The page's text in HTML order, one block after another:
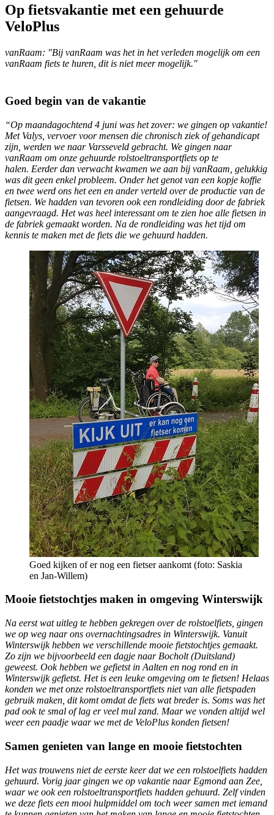
Op fietsvakantie met een gehuurde
VeloPlus
vanRaam: "Bij vanRaam was het in het verleden mogelijk om een
vanRaam fiets te huren, dit is niet meer mogelijk."
Goed begin van de vakantie
“Op maandagochtend 4 juni was het zover: we gingen op vakantie!
Met Valys, vervoer voor mensen die chronisch ziek of gehandicapt
zijn, werden we naar Varsseveld gebracht. We gingen naar
vanRaam om onze gehuurde rolstoeltransportfiets op te
halen. Eerder dan verwacht kwamen we aan bij vanRaam, gelukkig
was dit geen enkel probleem. Onder het genot van een kopje koffie
en twee werd ons het een en ander verteld over de productie van de
fietsen. We hadden van tevoren ook een rondleiding door de fabriek
aangevraagd. Het was heel interessant om te zien hoe alle fietsen in
de fabriek gemaakt worden. Na de rondleiding was het tijd om
kennis te maken met de fiets die we gehuurd hadden.
Goed kijken of er nog een fietser aankomt (foto: Saskia
en Jan-Willem)
Mooie fietstochtjes maken in omgeving Winterswijk
Na eerst wat uitleg te hebben gekregen over de rolstoelfiets, gingen
we op weg naar ons overnachtingsadres in Winterswijk. Vanuit
Winterswijk hebben we verschillende mooie fietstochtjes gemaakt.
Zo zijn we bijvoorbeeld een dagje naar Bocholt (Duitsland)
geweest. Ook hebben we gefietst in Aalten en nog rond en in
Winterswijk gefietst. Het is een leuke omgeving om te fietsen! Helaas
konden we met onze rolstoeltransportfiets niet van alle fietspaden
gebruik maken, dit komt omdat de fiets wat breder is. Soms was het
pad ook te smal of lag er veel mul zand. Maar we vonden altijd wel
weer een paadje waar we met de VeloPlus konden fietsen!
Samen genieten van lange en mooie fietstochten
Het was trouwens niet de eerste keer dat we een rolstoelfiets hadden
gehuurd. Vorig jaar gingen we op vakantie naar Egmond aan Zee,
waar we ook een rolstoeltransportfiets hadden gehuurd. Zelf vinden
we deze fiets een mooi hulpmiddel om toch weer samen met iemand